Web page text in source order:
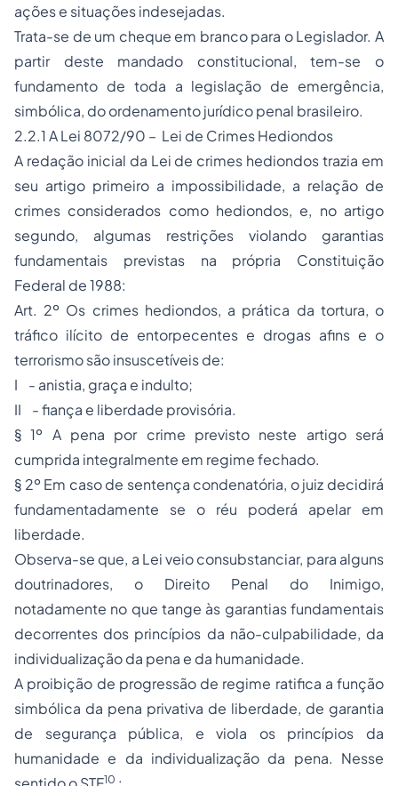
ações e situações indesejadas.
Trata-se de um cheque em branco para o Legislador. A
partir deste mandado constitucional, tem-se o
fundamento de toda a legislação de emergência,
simbólica, do ordenamento jurídico penal brasileiro.
2.2.1 A Lei 8072/90 – Lei de Crimes Hediondos
A redação inicial da Lei de crimes hediondos trazia em
seu artigo primeiro a impossibilidade, a relação de
crimes considerados como hediondos, e, no artigo
segundo, algumas restrições violando garantias
fundamentais previstas na própria Constituição
Federal de 1988:
Art. 2º Os crimes hediondos, a prática da tortura, o
tráfico ilícito de entorpecentes e drogas afins e o
terrorismo são insuscetíveis de:
I - anistia, graça e indulto;
II - fiança e liberdade provisória.
§ 1º A pena por crime previsto neste artigo será
cumprida integralmente em regime fechado.
§ 2º Em caso de sentença condenatória, o juiz decidirá
fundamentadamente se o réu poderá apelar em
liberdade.
Observa-se que, a Lei veio consubstanciar, para alguns
doutrinadores, o Direito Penal do Inimigo,
notadamente no que tange às garantias fundamentais
decorrentes dos princípios da não-culpabilidade, da
individualização da pena e da humanidade.
A proibição de progressão de regime ratifica a função
simbólica da pena privativa de liberdade, de garantia
de segurança pública, e viola os princípios da
humanidade e da individualização da pena. Nesse
10